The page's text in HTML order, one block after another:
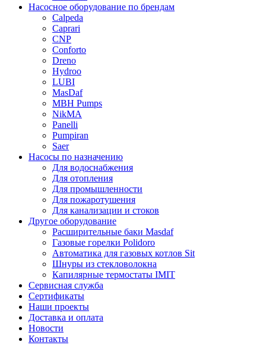
Насосное оборудование по брендам
Calpeda
Caprari
CNP
Conforto
Dreno
Hydroo
LUBI
MasDaf
MBH Pumps
NikMA
Panelli
Pumpiran
Saer
Насосы по назначению
Для водоснабжения
Для отопления
Для промышленности
Для пожаротушения
Для канализации и стоков
Другое оборудование
Расширительные баки Masdaf
Газовые горелки Polidoro
Автоматика для газовых котлов Sit
Шнуры из стекловолокна
Капилярные термостаты IMIT
Сервисная служба
Сертификаты
Наши проекты
Доставка и оплата
Новости
Контакты